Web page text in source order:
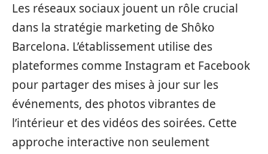
Les réseaux sociaux jouent un rôle crucial
dans la stratégie marketing de Shôko
Barcelona. L’établissement utilise des
plateformes comme Instagram et Facebook
pour partager des mises à jour sur les
événements, des photos vibrantes de
l’intérieur et des vidéos des soirées. Cette
approche interactive non seulement